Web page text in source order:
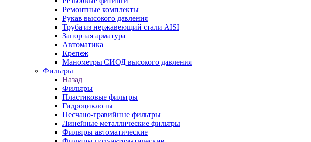
Ремонтные комплекты
Рукав высокого давления
Труба из нержавеющий стали AISI
Запорная арматура
Автоматика
Крепеж
Манометры СИОД высокого давления
Фильтры
Назад
Фильтры
Пластиковые фильтры
Гидроциклоны
Песчано-гравийные фильтры
Линейные металлические фильтры
Фильтры автоматические